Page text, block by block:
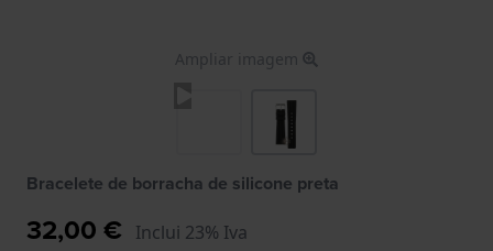
Ampliar imagem
Bracelete de borracha de silicone preta
32,00 € Inclui 23% Iva